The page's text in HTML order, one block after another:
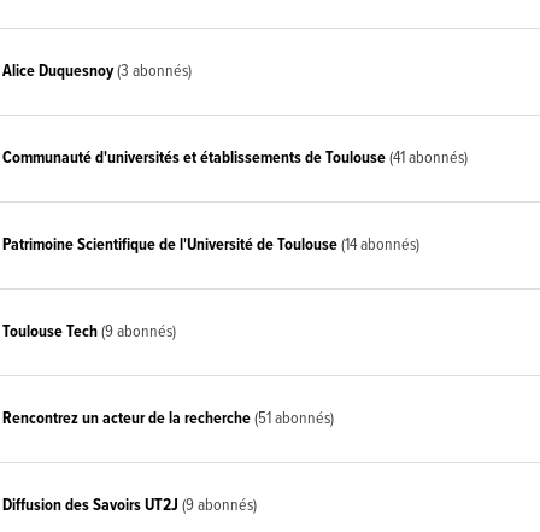
Alice Duquesnoy(3 abonnés)
Communauté d'universités et établissements de Toulouse(41 abonnés)
Patrimoine Scientifique de l'Université de Toulouse(14 abonnés)
Toulouse Tech(9 abonnés)
Rencontrez un acteur de la recherche(51 abonnés)
Diffusion des Savoirs UT2J(9 abonnés)